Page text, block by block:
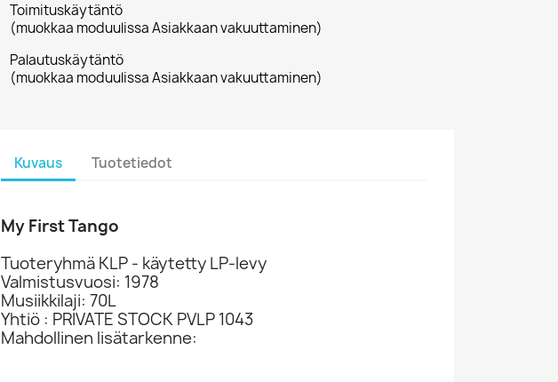
Toimituskäytäntö
(muokkaa moduulissa Asiakkaan vakuuttaminen)
Palautuskäytäntö
(muokkaa moduulissa Asiakkaan vakuuttaminen)
Kuvaus Tuotetiedot
My First Tango
Tuoteryhmä KLP - käytetty LP-levy
Valmistusvuosi: 1978
Musiikkilaji: 70L
Yhtiö : PRIVATE STOCK PVLP 1043
Mahdollinen lisätarkenne: